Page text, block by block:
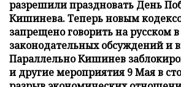
разрешили праздновать День
Кишинева. Теперь новым
запрещено говорить на русском
законодательных обсуждений и
Параллельно Кишинев
и другие мероприятия 9 Мая в